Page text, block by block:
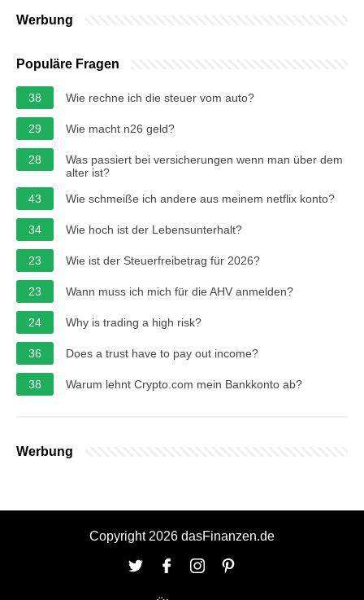
Werbung
Populäre Fragen
38 Wie rechne ich die steuer vom auto?
29 Wie macht n26 geld?
28
Was passiert bei versicherungen wenn man über dem
alter ist?
43
Wie schmeiße ich andere aus meinem netflix konto?
34 Wie hoch ist der Lebensunterhalt?
23 Wie ist der Steuerfreibetrag für 2026?
23 Wann muss ich mich für die AHV anmelden?
24 Why is trading a high risk?
36 Does a trust have to pay out income?
38 Warum lehnt Crypto.com mein Bankkonto ab?
Werbung
Copyright 2026 dasFinanzen.de